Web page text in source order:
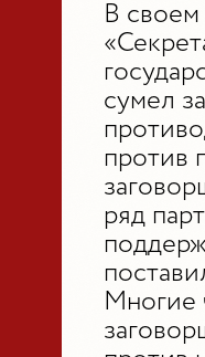
В своем
сумел
против
ряд
Многие